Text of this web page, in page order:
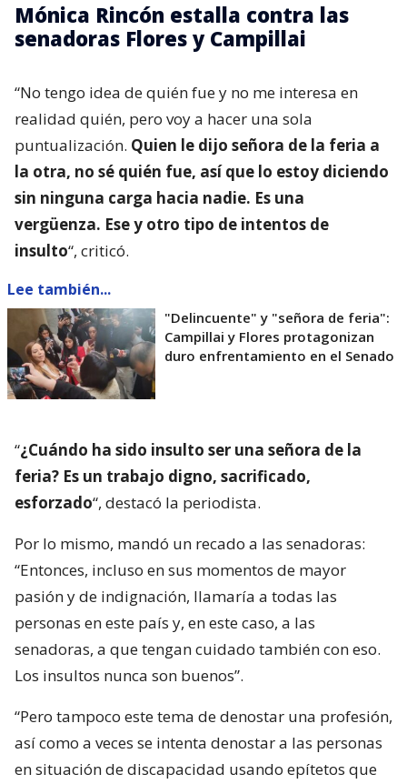
Mónica Rincón estalla contra las
senadoras Flores y Campillai
“No tengo idea de quién fue y no me interesa en
realidad quién, pero voy a hacer una sola
puntualización. Quien le dijo señora de la feria a
la otra, no sé quién fue, así que lo estoy diciendo
sin ninguna carga hacia nadie. Es una
vergüenza. Ese y otro tipo de intentos de
insulto“, criticó.
Lee también...
"Delincuente" y "señora de feria":
Campillai y Flores protagonizan
duro enfrentamiento en el Senado
“¿Cuándo ha sido insulto ser una señora de la
feria? Es un trabajo digno, sacrificado,
esforzado“, destacó la periodista.
Por lo mismo, mandó un recado a las senadoras:
“Entonces, incluso en sus momentos de mayor
pasión y de indignación, llamaría a todas las
personas en este país y, en este caso, a las
senadoras, a que tengan cuidado también con eso.
Los insultos nunca son buenos”.
“Pero tampoco este tema de denostar una profesión,
así como a veces se intenta denostar a las personas
en situación de discapacidad usando epítetos que